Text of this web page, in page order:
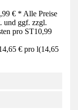
€ * Alle Preise
und ggf. zzgl.
pro ST10,99
€ pro l(14,65